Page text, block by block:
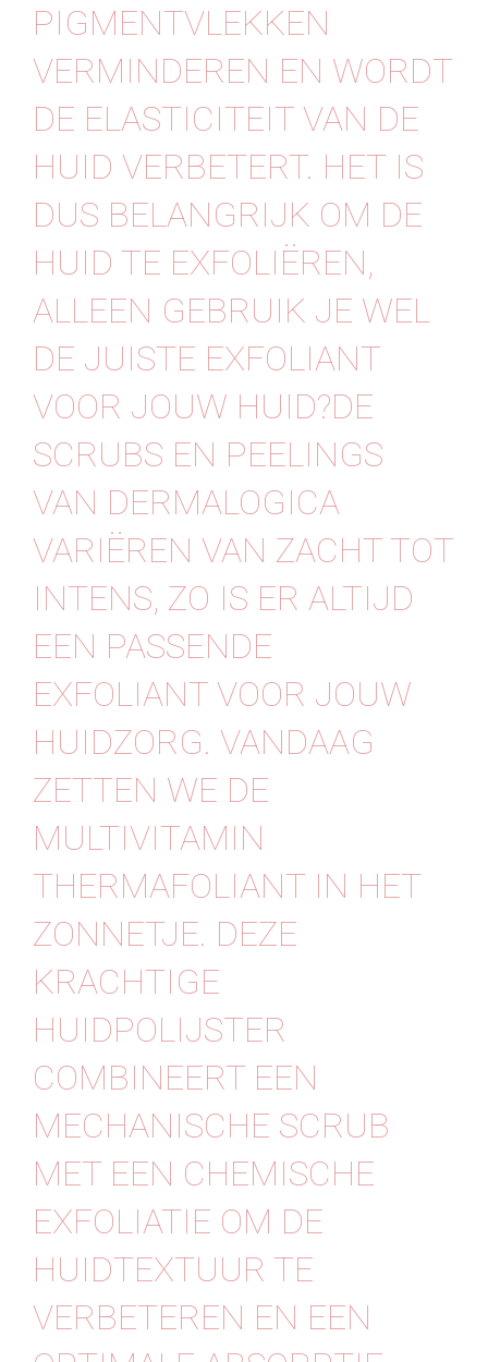
PIGMENTVLEKKEN
VERMINDEREN EN WORDT
DE ELASTICITEIT VAN DE
HUID VERBETERT. HET IS
DUS BELANGRIJK OM DE
HUID TE EXFOLIËREN,
ALLEEN GEBRUIK JE WEL
DE JUISTE EXFOLIANT
VOOR JOUW HUID?DE
SCRUBS EN PEELINGS
VAN DERMALOGICA
VARIËREN VAN ZACHT TOT
INTENS, ZO IS ER ALTIJD
EEN PASSENDE
EXFOLIANT VOOR JOUW
HUIDZORG. VANDAAG
ZETTEN WE DE
MULTIVITAMIN
THERMAFOLIANT IN HET
ZONNETJE.️ DEZE
KRACHTIGE
HUIDPOLIJSTER
COMBINEERT EEN
MECHANISCHE SCRUB
MET EEN CHEMISCHE
EXFOLIATIE OM DE
HUIDTEXTUUR TE
VERBETEREN EN EEN